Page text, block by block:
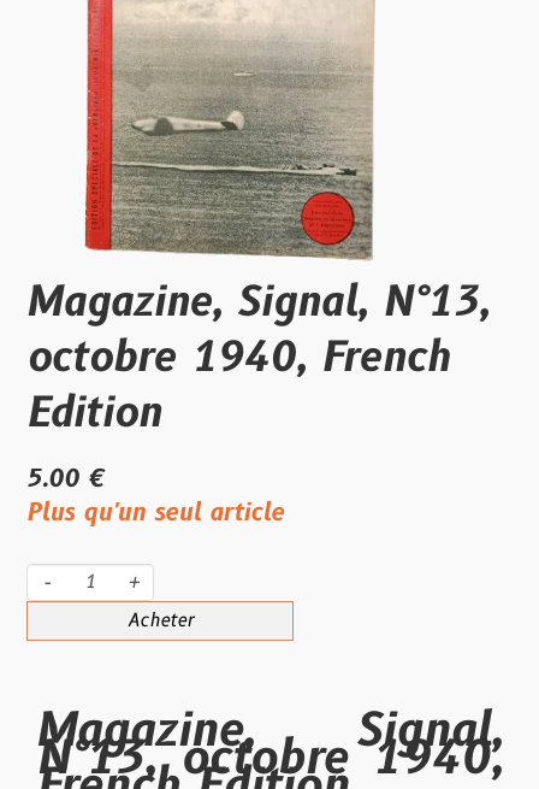
Magazine, Signal, N°13,
octobre 1940, French
Edition
5.00 €
Plus qu'un seul article
- +
Acheter
Magazine, Signal,
N°13, octobre 1940,